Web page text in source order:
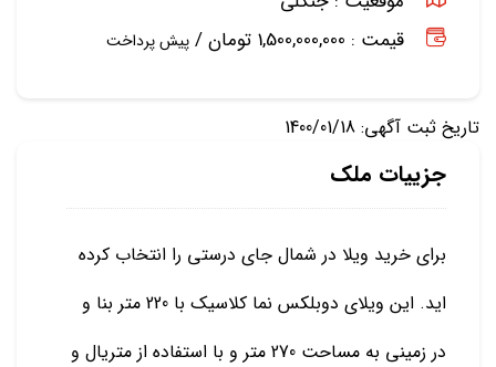
قیمت : 1,500,000,000 تومان /
پیش پرداخت
تاریخ ثبت آگهی: 1400/01/18
جزییات ملک
برای خرید ویلا در شمال جای درستی را انتخاب کرده
اید. این ویلای دوبلکس نما کلاسیک با 220 متر بنا و
در زمینی به مساحت 270 متر و با استفاده از متریال و